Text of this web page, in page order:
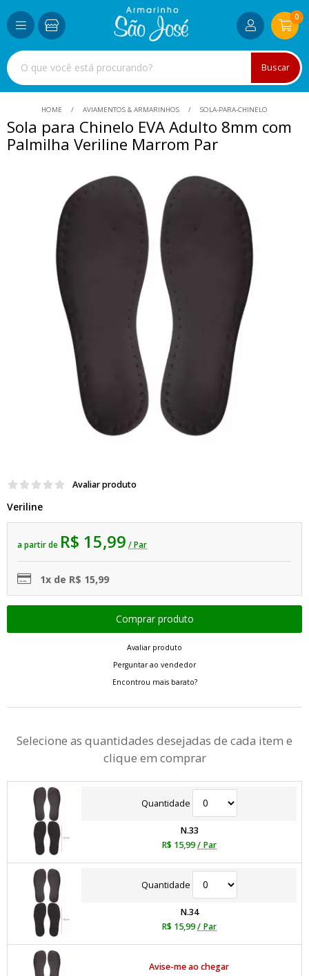
Buscar
0
HOME AVIAMENTOS & ARMARINHOS SOLA-PARA-CHINELO
Sola para Chinelo EVA Adulto 8mm com
Palmilha Veriline Marrom Par
Avaliar produto
Veriline
a partir de R$ 15,99 / Par
1x de R$ 15,99
Avaliar produto
Perguntar ao vendedor
Encontrou mais barato?
Selecione as quantidades desejadas de cada item e
clique em comprar
Quantidade
N.33
R$ 15,99/ Par
Quantidade
N.34
R$ 15,99/ Par
Avise-me ao chegar